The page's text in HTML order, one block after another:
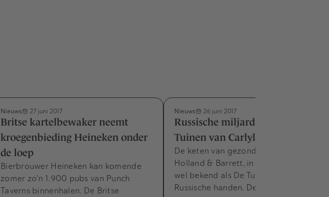
Nieuws 27 juni 2017
Britse kartelbewaker neemt
kroegenbieding Heineken onder
de loep
Bierbrouwer Heineken kan komende
zomer zo'n 1.900 pubs van Punch
Taverns binnenhalen. De Britse
Nieuws 26 juni 2017
Russische miljardair koopt De
Tuinen van Carlyle
De keten van gezondheidswinkels
Holland & Barrett, in Nederland ook
wel bekend als De Tuinen, komt in
Russische handen. De Russische…